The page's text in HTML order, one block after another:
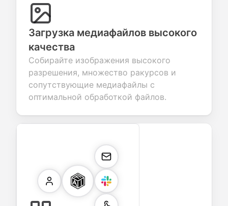
Загрузка медиафайлов высокого
качества
Собирайте изображения высокого
разрешения, множество ракурсов и
сопутствующие медиафайлы с
оптимальной обработкой файлов.